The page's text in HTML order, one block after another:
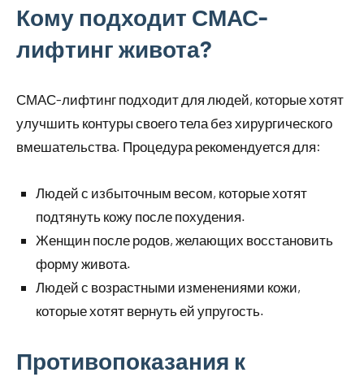
Кому подходит СМАС-
лифтинг живота?
СМАС-лифтинг подходит для людей, которые хотят
улучшить контуры своего тела без хирургического
вмешательства. Процедура рекомендуется для:
Людей с избыточным весом, которые хотят
подтянуть кожу после похудения.
Женщин после родов, желающих восстановить
форму живота.
Людей с возрастными изменениями кожи,
которые хотят вернуть ей упругость.
Противопоказания к